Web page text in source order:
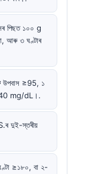
পিছত ১০০ g
আৰু ৩ ঘণ্টাৰ
উপবাস ≥95, ১
mg/dL।.
দুই-স্তৰীয়
≥১৮০, বা ২-